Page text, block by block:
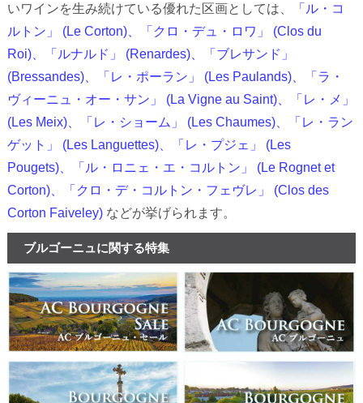
いワインを生み続けている優れた区画としては、
「ル・コ
ルトン」 (Le Corton)、「クロ・デュ・ロワ」 (Clos du
Roi)、「ルナルド」 (Renardes)、「ブレサンド」
(Bressandes)、「レ・ポーラン」 (Les Paulands)、「ラ・
ヴィーニュ・オー・サン」 (La Vigne au Saint)、「レ・メ」
(Les Meix)、「レ・ショーム」 (Les Chaumes)、「レ・ラン
ゲット」 (Les Languettes)、「レ・プジェ」 (Les
Pougets)、「ル・ロニェ・エ・コルトン」 (Le Rognet et
Corton)、「クロ・デ・コルトン・フェヴレ」 (Clos des
Corton Faiveley)などが挙げられます。
ブルゴーニュに関する特集